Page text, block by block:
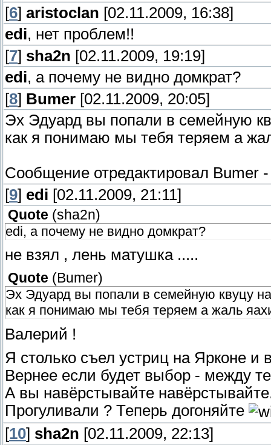
[6] aristoclan [02.11.2009, 16:38]
edi, нет проблем!!
[7] sha2n [02.11.2009, 19:19]
edi, а почему не видно домкрат?
[8] Bumer [02.11.2009, 20:05]
Эх Эдуард вы попали в семейную
как я понимаю мы тебя теряем а
Сообщение отредактировал Bumer
[9] edi [02.11.2009, 21:11]
Quote (sha2n)
edi, а почему не видно домкрат?
не взял , лень матушка .....
Quote (Bumer)
Эх Эдуард вы попали в семейную квуцу на
как я понимаю мы тебя теряем а жаль
Валерий !
Я столько съел устриц на Ярконе и
Вернее если будет выбор - между
А вы навёрстывайте
Прогуливали ? Теперь догоняйте
[10] sha2n [02.11.2009, 22:13]